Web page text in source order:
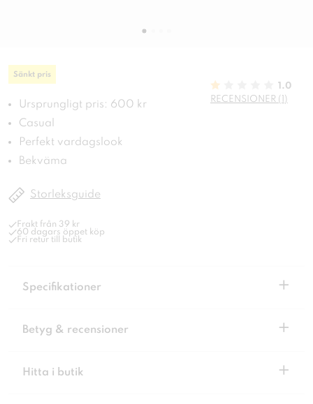
Sänkt pris
Ursprungligt pris: 600 kr
Casual
Perfekt vardagslook
Bekväma
1.0
RECENSIONER (1)
Storleksguide
Frakt från 39 kr
60 dagars öppet köp
Fri retur till butik
Specifikationer +
Betyg & recensioner +
Hitta i butik +